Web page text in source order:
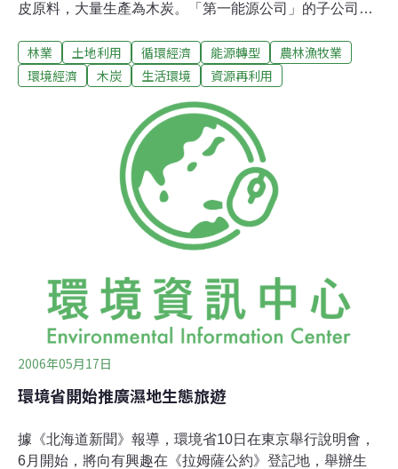
皮原料，大量生產為木炭。「第一能源公司」的子公司
炭」。 將原木製成木材的過程中會產生大量的樹皮，過去
這些樹皮被直接當成肥料使用，但目前全日本的肥料需求
樹皮木炭每公斤的發熱量為6000千卡，是直接燃燒一般木
屑時的2倍，而與石碳相當；只是過去要將樹皮木炭化大
量生產有相當困難。製造業繁盛的日田市，一年大約有8
萬立方公尺的樹皮，因市場需求低迷，只有一半量的樹皮
被肥料工廠拿來做成產品。對正在興建使用木材燃料發電
廠的第一能源公司來說，日田市有容易收集樹皮，降低成
本等優勢。日本森林燃料公司的高木勝社長則表示，這項
據點。
林業 土地利用 循環經濟 能源轉型
農林漁牧業
環境經濟
木炭 生活環境 資源再利用
2006年05月17日
環境省開始推廣濕地生態旅遊
據《北海道新聞》報導，環境省10日在東京舉行說明會，
6月開始，將向有興趣在《拉姆薩公約》登記地，舉辦生